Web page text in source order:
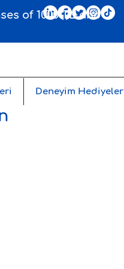
of 1000 TL and
Deneyim